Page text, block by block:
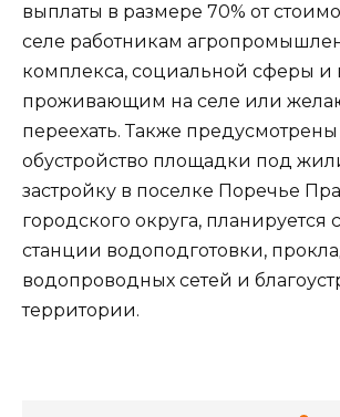
выплаты в размере 70% от
селе работникам
комплекса, социальной сферы и
проживающим на селе или
переехать. Также предусмотрены
обустройство площадки под
застройку в поселке Поречье
городского округа, планируется
станции водоподготовки,
водопроводных сетей и
территории.